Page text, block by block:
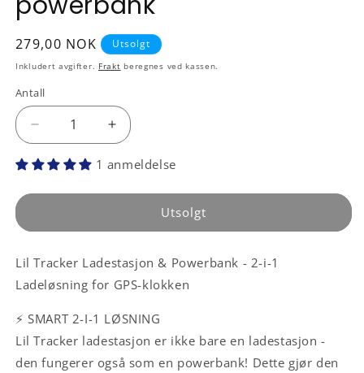
Vanlig
pris
279,00 NOK Utsolgt
Inkludert avgifter. Frakt beregnes ved kassen.
Antall
Antall
antallet
for
powerbank
Øk
antallet
for
powerbank
1 anmeldelse
Utsolgt
Lil Tracker Ladestasjon & Powerbank - 2-i-1
Ladeløsning for GPS-klokken
⚡ SMART 2-I-1 LØSNING
Lil Tracker ladestasjon er ikke bare en ladestasjon -
den fungerer også som en powerbank! Dette gjør den